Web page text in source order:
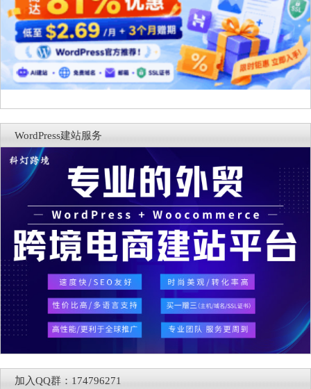
WordPress建站服务
加入QQ群：174796271